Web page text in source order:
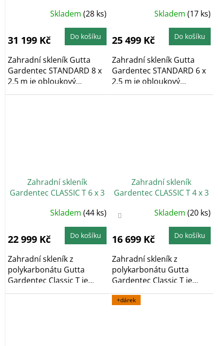
Skladem (28 ks)
31 199 Kč Do košíku
Zahradní skleník Gutta
Gardentec STANDARD 8 x
2,5 m je obloukový
zahradní skleník,...
Průměrné
hodnocení
5,0
z
hvězdiček.
Skladem(17 ks)
25 499 Kč Do košíku
Zahradní skleník Gutta
Gardentec STANDARD 6 x
2,5 m je obloukový
zahradní skleník,...
Zahradní skleník
Gardentec CLASSIC T 6 x 3
Průměrné
hodnocení
5,0
z
hvězdiček.
Skladem(44 ks)
22 999 Kč Do košíku
Zahradní skleník z
polykarbonátu Gutta
Gardentec Classic T je
obloukový zahradní...
Zahradní skleník
Gardentec CLASSIC T 4 x 3
Průměrné
hodnocení
4,4
z
hvězdiček.
Skladem(20 ks)
16 699 Kč Do košíku
Zahradní skleník z
polykarbonátu Gutta
Gardentec Classic T je
obloukový zahradní...
+dárek